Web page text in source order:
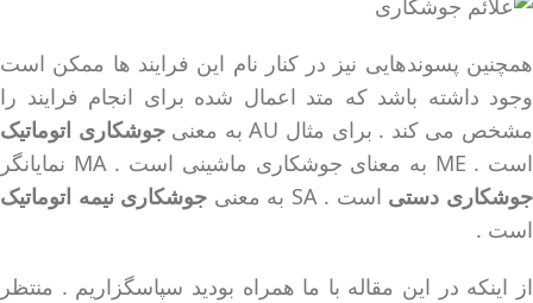
همچنین پسوندهایی نیز در کنار نام این فرایند ها ممکن است
وجود داشته باشد که متد اعمال شده برای انجام فرایند را
مشخص می کند . برای مثال AU به معنی
جوشکاری اتوماتیک
است . ME به معنای جوشکاری ماشینی است . MA نمایانگر
جوشکاری دستی است . SA به معنی
جوشکاری نیمه اتوماتیک
است .
از اینکه در این مقاله با ما همراه بودید سپاسگزاریم . منتظر